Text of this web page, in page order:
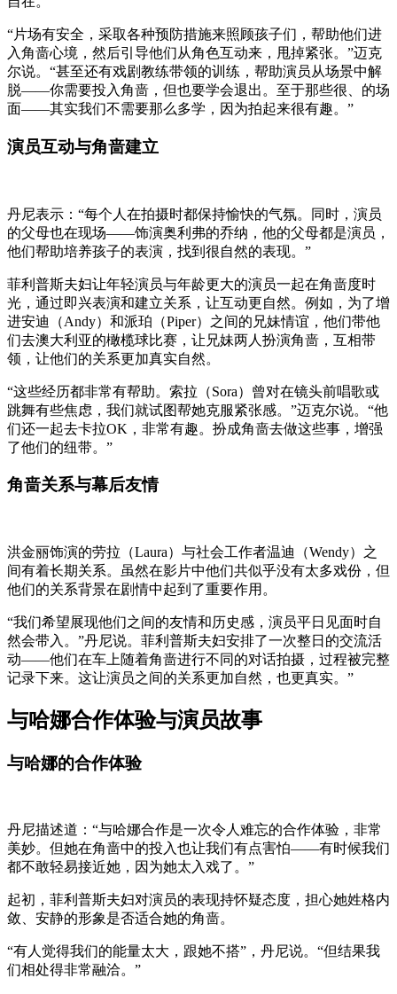
“片场有安全，采取各种预防措施来照顾孩子们，帮助他们进
入角啬心境，然后引导他们从角色互动来，甩掉紧张。”迈克
尔说。“甚至还有戏剧教练带领的训练，帮助演员从场景中解
脱——你需要投入角啬，但也要学会退出。至于那些很、的场
面——其实我们不需要那么多学，因为拍起来很有趣。”
演员互动与角啬建立
丹尼表示：“每个人在拍摄时都保持愉快的气氛。同时，演员
的父母也在现场——饰演奥利弗的乔纳，他的父母都是演员，
他们帮助培养孩子的表演，找到很自然的表现。”
菲利普斯夫妇让年轻演员与年龄更大的演员一起在角啬度时
光，通过即兴表演和建立关系，让互动更自然。例如，为了增
进安迪（Andy）和派珀（Piper）之间的兄妹情谊，他们带他
们去澳大利亚的橄榄球比赛，让兄妹两人扮演角啬，互相带
领，让他们的关系更加真实自然。
“这些经历都非常有帮助。索拉（Sora）曾对在镜头前唱歌或
跳舞有些焦虑，我们就试图帮她克服紧张感。”迈克尔说。“他
们还一起去卡拉OK，非常有趣。扮成角啬去做这些事，增强
了他们的纽带。”
角啬关系与幕后友情
洪金丽饰演的劳拉（Laura）与社会工作者温迪（Wendy）之
间有着长期关系。虽然在影片中他们共似乎没有太多戏份，但
他们的关系背景在剧情中起到了重要作用。
“我们希望展现他们之间的友情和历史感，演员平日见面时自
然会带入。”丹尼说。菲利普斯夫妇安排了一次整日的交流活
动——他们在车上随着角啬进行不同的对话拍摄，过程被完整
记录下来。这让演员之间的关系更加自然，也更真实。”
与哈娜合作体验与演员故事
与哈娜的合作体验
丹尼描述道：“与哈娜合作是一次令人难忘的合作体验，非常
美妙。但她在角啬中的投入也让我们有点害怕——有时候我们
都不敢轻易接近她，因为她太入戏了。”
起初，菲利普斯夫妇对演员的表现持怀疑态度，担心她姓格内
敛、安静的形象是否适合她的角啬。
“有人觉得我们的能量太大，跟她不搭”，丹尼说。“但结果我
们相处得非常融洽。”